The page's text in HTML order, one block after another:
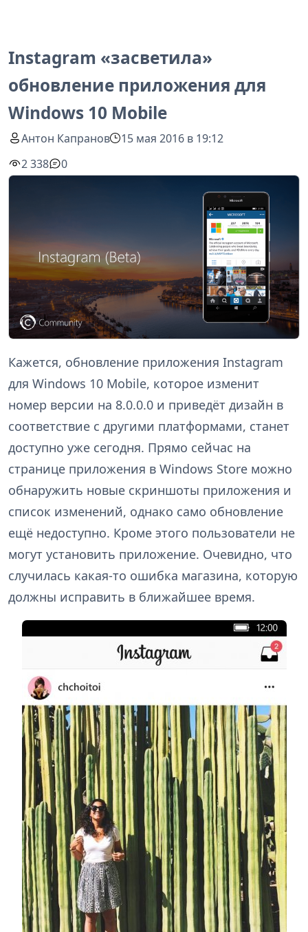
Instagram «засветила»
обновление приложения для
Windows 10 Mobile
Антон Капранов
15 мая 2016 в 19:12
2 338
0
Кажется, обновление приложения Instagram
для Windows 10 Mobile, которое изменит
номер версии на 8.0.0.0 и приведёт дизайн в
соответствие с другими платформами, станет
доступно уже сегодня. Прямо сейчас на
странице приложения в Windows Store можно
обнаружить новые скриншоты приложения и
список изменений, однако само обновление
ещё недоступно. Кроме этого пользователи не
могут установить приложение. Очевидно, что
случилась какая-то ошибка магазина, которую
должны исправить в ближайшее время.